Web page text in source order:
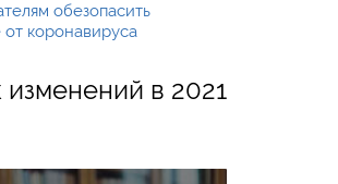
обезопасить
коронавируса
изменений в 2021